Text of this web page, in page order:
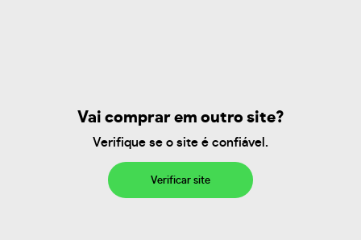
Vai comprar em outro site?
Verifique se o site é confiável.
Verificar site